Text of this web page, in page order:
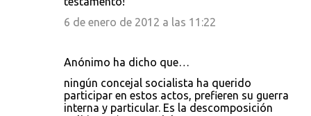
6 de enero de 2012 a las 11:22
Anónimo ha dicho que…
ningún concejal socialista ha querido
participar en estos actos, prefieren su guerra
interna y particular. Es la descomposición